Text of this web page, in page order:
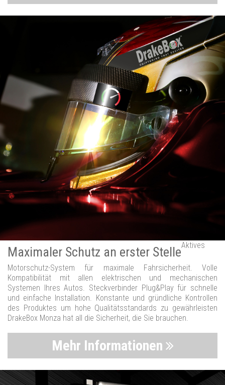
Maximaler Schutz an erster StelleAktives
Motorschutz-System für maximale Fahrsicherheit. Volle
Kompatibilität mit allen elektrischen und mechanischen
Systemen Ihres Autos. Steckverbinder Plug&Play für schnelle
und einfache Installation. Konstante und gründliche Kontrollen
des Produktes um hohe Qualitätsstandards zu gewährleisten
DrakeBox Monza hat all die Sicherheit, die Sie brauchen.
Mehr Informationen